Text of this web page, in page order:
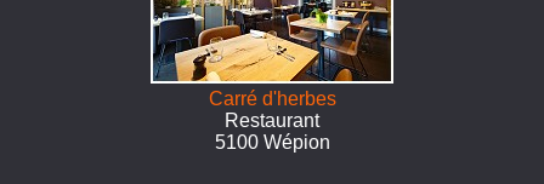
Carré d'herbes
Restaurant
5100 Wépion